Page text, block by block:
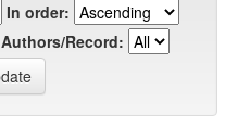
In order:
Authors/Record: